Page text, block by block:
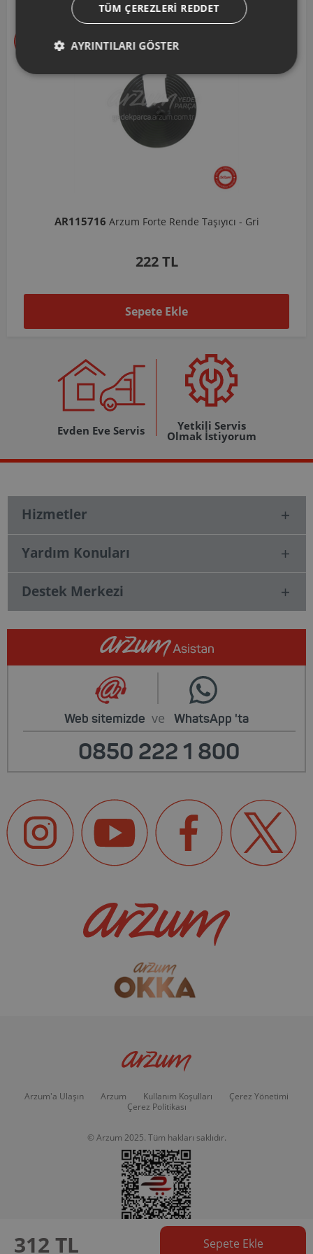
312 TL Sepete Ekle
AR103206Arzum Shake'N Take Doğrayıcı Hazne 570 Ml-Koyu
1.037 TL
Sepete Ekle
Evden Eve Servis Yetkili Servis
Olmak İstiyorum
Hizmetler
Yardım Konuları
Destek Merkezi
Web sitemizde ve WhatsApp 'ta
0850 222 1 800
Arzum'a Ulaşın Arzum Kullanım Koşulları
Çerez Yönetimi
Çerez Politikası
© Arzum 2025. Tüm hakları saklıdır.
TÜM ÇEREZLERI REDDET
AYRINTILARI GÖSTER